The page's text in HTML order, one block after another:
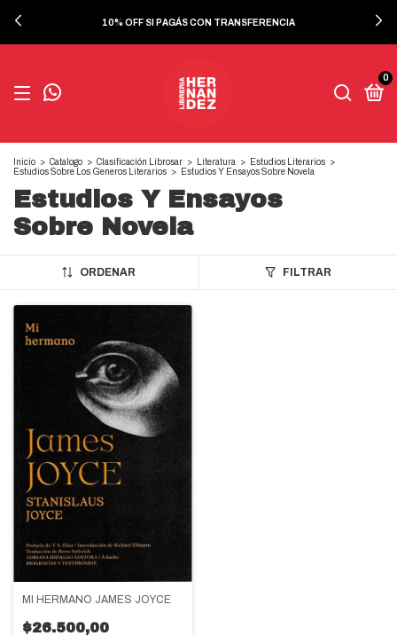
10% OFF SI PAGÁS CON TRANSFERENCIA
0
Inicio > Catalogo > Clasificación Librosar > Literatura > Estudios Literarios >
Estudios Sobre Los Generos Literarios > Estudios Y Ensayos Sobre Novela
Estudios Y Ensayos
Sobre Novela
ORDENAR FILTRAR
MI HERMANO JAMES JOYCE
$26.500,00